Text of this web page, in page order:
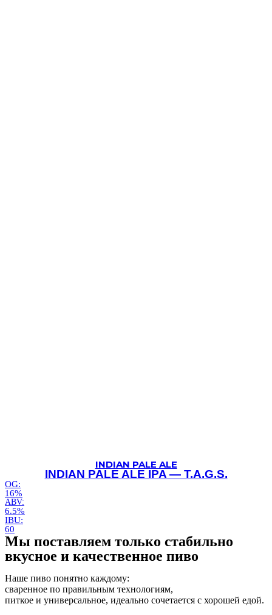
INDIAN PALE ALE
INDIAN PALE ALE IPA — T.A.G.S.
OG:
16%
ABV:
6.5%
IBU:
60
Мы поставляем только стабильно
вкусное и качественное пиво
Наше пиво понятно каждому:
сваренное по правильным технологиям,
питкое и универсальное, идеально сочетается с хорошей едой.